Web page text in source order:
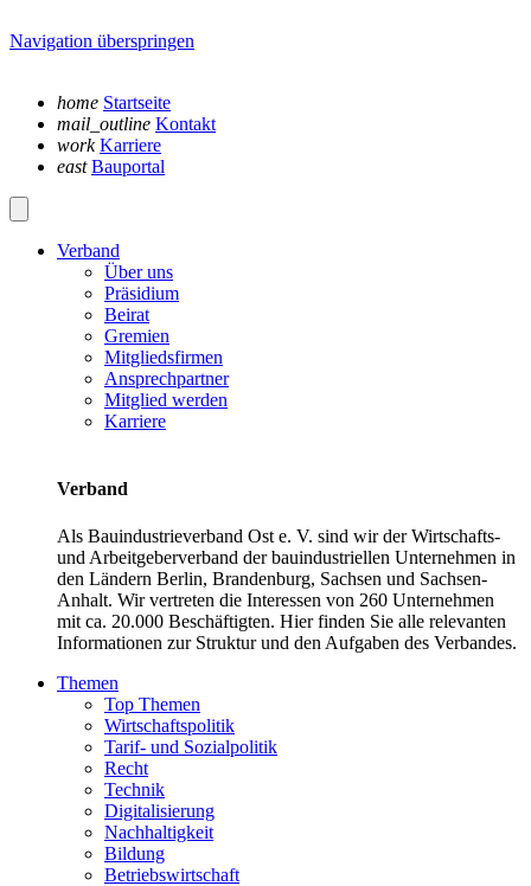
Navigation überspringen
home Startseite
mail_outline Kontakt
work Karriere
east Bauportal
Verband
Über uns
Präsidium
Beirat
Gremien
Mitgliedsfirmen
Ansprechpartner
Mitglied werden
Karriere
Verband
Als Bauindustrieverband Ost e. V. sind wir der Wirtschafts-
und Arbeitgeberverband der bauindustriellen Unternehmen in
den Ländern Berlin, Brandenburg, Sachsen und Sachsen-
Anhalt. Wir vertreten die Interessen von 260 Unternehmen
mit ca. 20.000 Beschäftigten. Hier finden Sie alle relevanten
Informationen zur Struktur und den Aufgaben des Verbandes.
Themen
Top Themen
Wirtschaftspolitik
Tarif- und Sozialpolitik
Recht
Technik
Digitalisierung
Nachhaltigkeit
Bildung
Betriebswirtschaft